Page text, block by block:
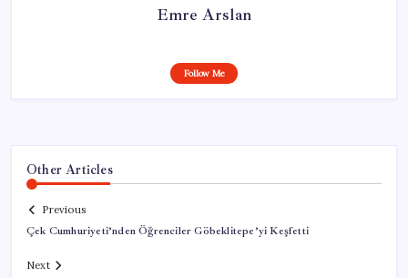
Emre Arslan
Follow Me
Other Articles
Previous
Çek Cumhuriyeti’nden Öğrenciler Göbeklitepe’yi Keşfetti
Next